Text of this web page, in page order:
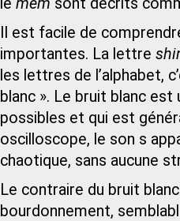
Il est facile de
importantes. La lettre
les lettres de l’alphabet,
blanc ». Le bruit blanc
possibles et qui est
oscilloscope, le son s
chaotique, sans aucune
Le contraire du bruit
bourdonnement,